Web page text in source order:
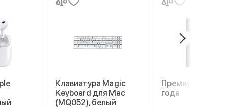
Клавиатура Magic
Keyboard для Mac
(MQ052), белый
Премиум
года